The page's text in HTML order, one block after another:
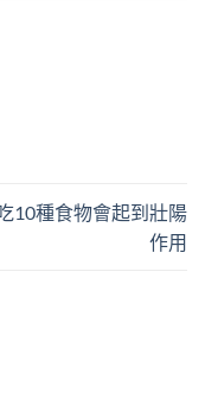
10種食物會起到壯陽
作用